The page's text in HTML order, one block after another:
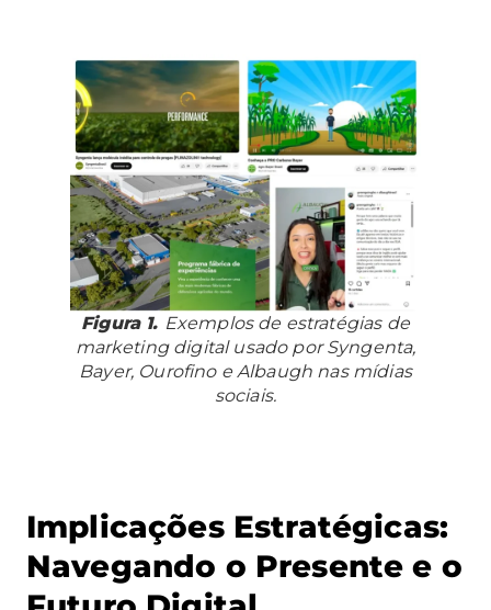
Figura 1. Exemplos de estratégias de
marketing digital usado por Syngenta,
Bayer, Ourofino e Albaugh nas mídias
sociais.
Implicações Estratégicas:
Navegando o Presente e o